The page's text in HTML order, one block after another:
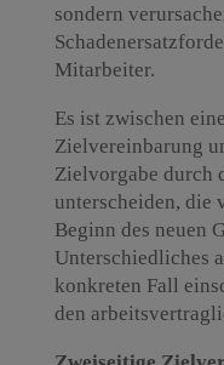
sondern
Mitarbeiter.
Es ist zwischen
Zielvereinbarung
Zielvorgabe durch
unterscheiden, die
Beginn des neuen
Unterschiedliches
konkreten Fall
den